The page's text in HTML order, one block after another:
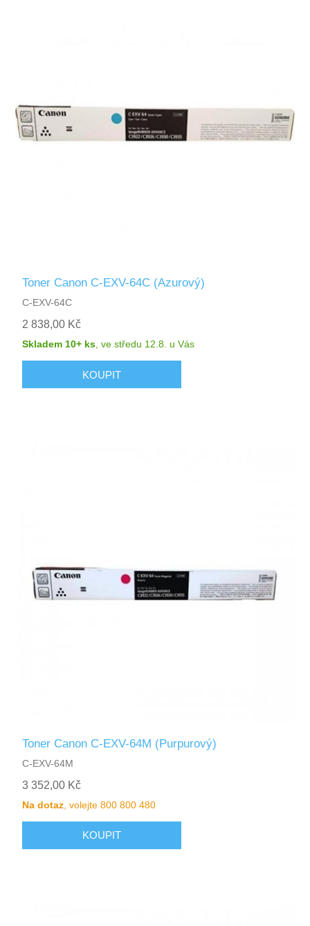
Toner Canon C-EXV-64C (Azurový)
C-EXV-64C
2 838,00 Kč
Skladem 10+ ks,ve středu 12.8. u Vás
Toner Canon C-EXV-64M (Purpurový)
C-EXV-64M
3 352,00 Kč
Na dotaz , volejte 800 800 480